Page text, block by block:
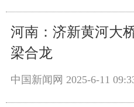
河南：济新黄河大
梁合龙
中国新闻网 2025-6-11